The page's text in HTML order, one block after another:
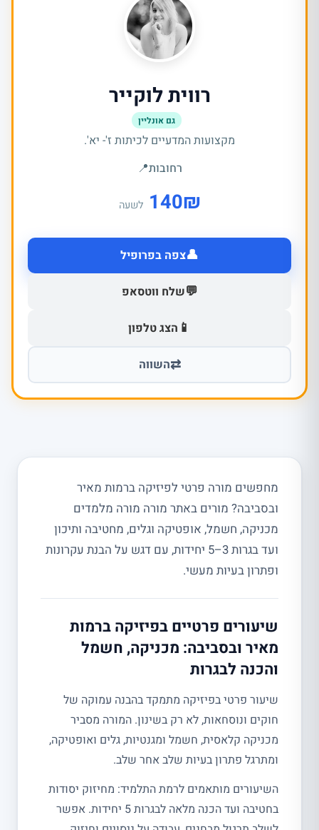
רווית לוקייר
גם אונליין
מקצועות המדעיים לכיתות ז'- יא'.
רחובות📍
₪
140 לשעה
👤צפה בפרופיל
💬שלח ווטסאפ
📱 הצג טלפון
⇄השווה
מחפשים מורה פרטי לפיזיקה ברמות מאיר
ובסביבה? מורים באתר מורה מורה מלמדים
מכניקה, חשמל, אופטיקה וגלים, מחטיבה ותיכון
ועד בגרות 3–5 יחידות, עם דגש על הבנת עקרונות
ופתרון בעיות מעשי.
שיעורים פרטיים בפיזיקה ברמות
מאיר ובסביבה: מכניקה, חשמל
והכנה לבגרות
שיעור פרטי בפיזיקה מתמקד בהבנה עמוקה של
חוקים ונוסחאות, לא רק בשינון. המורה מסביר
מכניקה קלאסית, חשמל ומגנטיות, גלים ואופטיקה,
ומתרגל פתרון בעיות שלב אחר שלב.
השיעורים מותאמים לרמת התלמיד: מחיזוק יסודות
בחטיבה ועד הכנה מלאה לבגרות 5 יחידות. אפשר